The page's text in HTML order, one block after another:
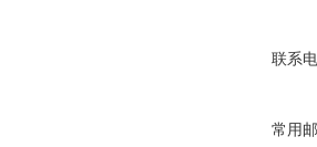
联系
常用